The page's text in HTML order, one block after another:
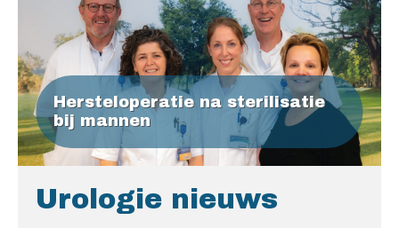
Hersteloperatie na sterilisatie
bij mannen
Urologie nieuws